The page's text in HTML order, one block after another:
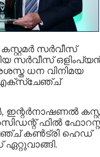
സർവീസ്
സർവീസ്
ധന വിനിമയ
ഇന്റർനാഷണൽ
ഫിൽ
കണ്‍ട്രി ഹെഡ്